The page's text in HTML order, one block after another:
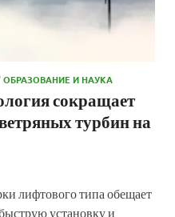
ОБРАЗОВАНИЕ И НАУКА
сокращает
турбин на
лифтового типа обещает
установку и